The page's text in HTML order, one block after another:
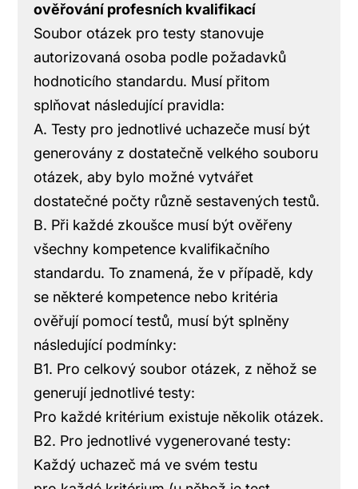
ověřování profesních kvalifikací
Soubor otázek pro testy stanovuje
autorizovaná osoba podle požadavků
hodnoticího standardu. Musí přitom
splňovat následující pravidla:
A. Testy pro jednotlivé uchazeče musí být
generovány z dostatečně velkého souboru
otázek, aby bylo možné vytvářet
dostatečné počty různě sestavených testů.
B. Při každé zkoušce musí být ověřeny
všechny kompetence kvalifikačního
standardu. To znamená, že v případě, kdy
se některé kompetence nebo kritéria
ověřují pomocí testů, musí být splněny
následující podmínky:
B1. Pro celkový soubor otázek, z něhož se
generují jednotlivé testy:
Pro každé kritérium existuje několik otázek.
B2. Pro jednotlivé vygenerované testy:
Každý uchazeč má ve svém testu